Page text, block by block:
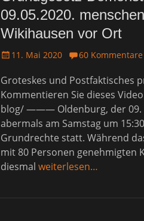
09.05.2020.
Wikihausen vor Ort
P
s
t
e
o
n
11. Mai 2020 60 Kommentare
Groteskes und Postfaktisches
Kommentieren Sie dieses
blog/ ——— Oldenburg, der 09.
abermals am Samstag um
Grundrechte statt. Während
mit 80 Personen genehmigten
diesmal weiterlesen…